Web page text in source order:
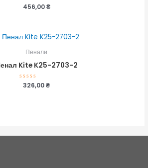
Оцінено
456,00₴
Пенали
Kite K25-2703-2
Оцінено
326,00₴